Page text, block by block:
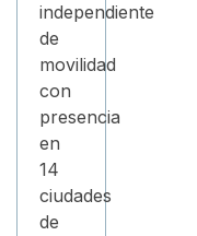
independiente
de
movilidad
con
presencia
en
14
ciudades
de